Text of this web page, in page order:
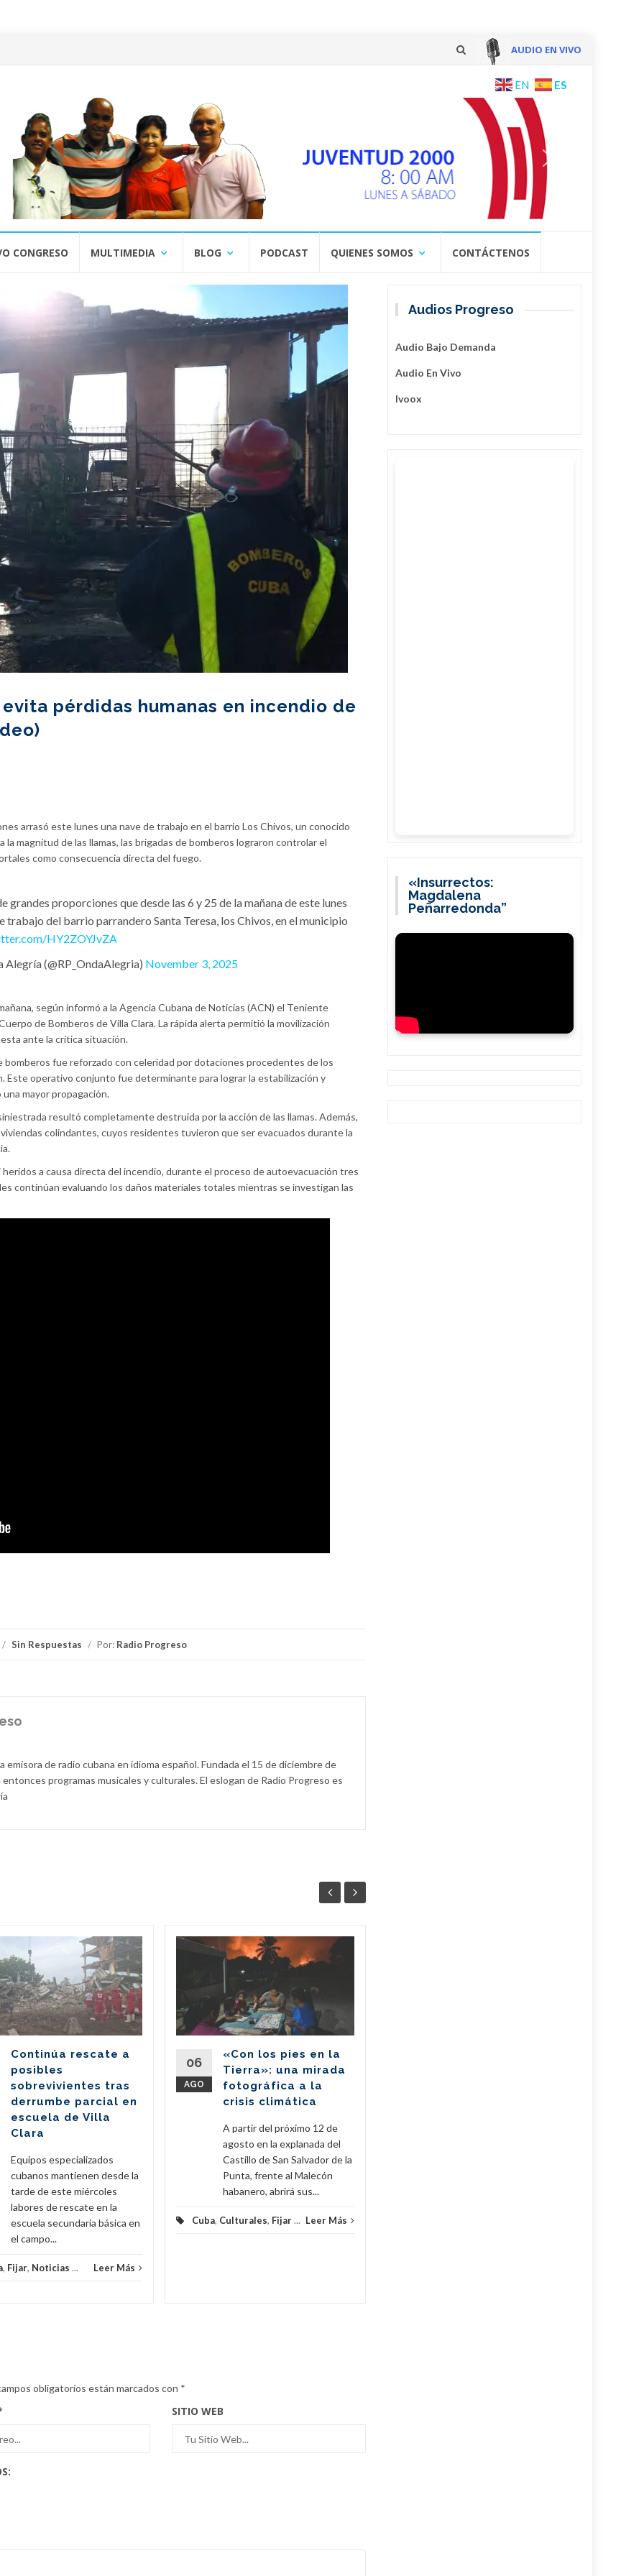
AUDIO EN VIVO
content
EN ES
CONGRESO MULTIMEDIA BLOG PODCAST QUIENES SOMOS CONTÁCTENOS
pérdidas humanas en incendio de
arrasó este lunes una nave de trabajo en el barrio Los Chivos, un conocido
magnitud de las llamas, las brigadas de bomberos lograron controlar el
como consecuencia directa del fuego.
grandes proporciones que desde las 6 y 25 de la mañana de este lunes
trabajo del barrio parrandero Santa Teresa, los Chivos, en el municipio
HY2ZOYJvZA
Alegría (@RP_OndaAlegria) November 3, 2025
según informó a la Agencia Cubana de Noticias (ACN) el Teniente
de Bomberos de Villa Clara. La rápida alerta permitió la movilización
ante la crítica situación.
bomberos fue reforzado con celeridad por dotaciones procedentes de los
Este operativo conjunto fue determinante para lograr la estabilización y
mayor propagación.
resultó completamente destruida por la acción de las llamas. Además,
colindantes, cuyos residentes tuvieron que ser evacuados durante la
a causa directa del incendio, durante el proceso de autoevacuación tres
continúan evaluando los daños materiales totales mientras se investigan las
/ Sin Respuestas / Por: Radio Progreso
emisora de radio cubana en idioma español. Fundada el 15 de diciembre de
programas musicales y culturales. El eslogan de Radio Progreso es
Continúa rescate a
posibles
sobrevivientes tras
derrumbe parcial en
escuela de Villa
Clara
Equipos especializados
cubanos mantienen desde la
tarde de este miércoles
labores de rescate en la
escuela secundaria básica en
el campo...
, Fijar, Noticias ... Leer Más
06
AGO
«Con los pies en la
Tierra»: una mirada
fotográfica a la
crisis climática
A partir del próximo 12 de
agosto en la explanada del
Castillo de San Salvador de la
Punta, frente al Malecón
habanero, abrirá sus...
Cuba, Culturales, Fijar... Leer Más
obligatorios están marcados con *
SITIO WEB
Audios Progreso
Audio Bajo Demanda
Audio En Vivo
Ivoox
«Insurrectos:
Magdalena
Peñarredonda”